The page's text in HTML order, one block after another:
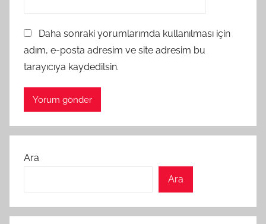
Daha sonraki yorumlarımda kullanılması için
adım, e-posta adresim ve site adresim bu
tarayıcıya kaydedilsin.
Ara
Ara